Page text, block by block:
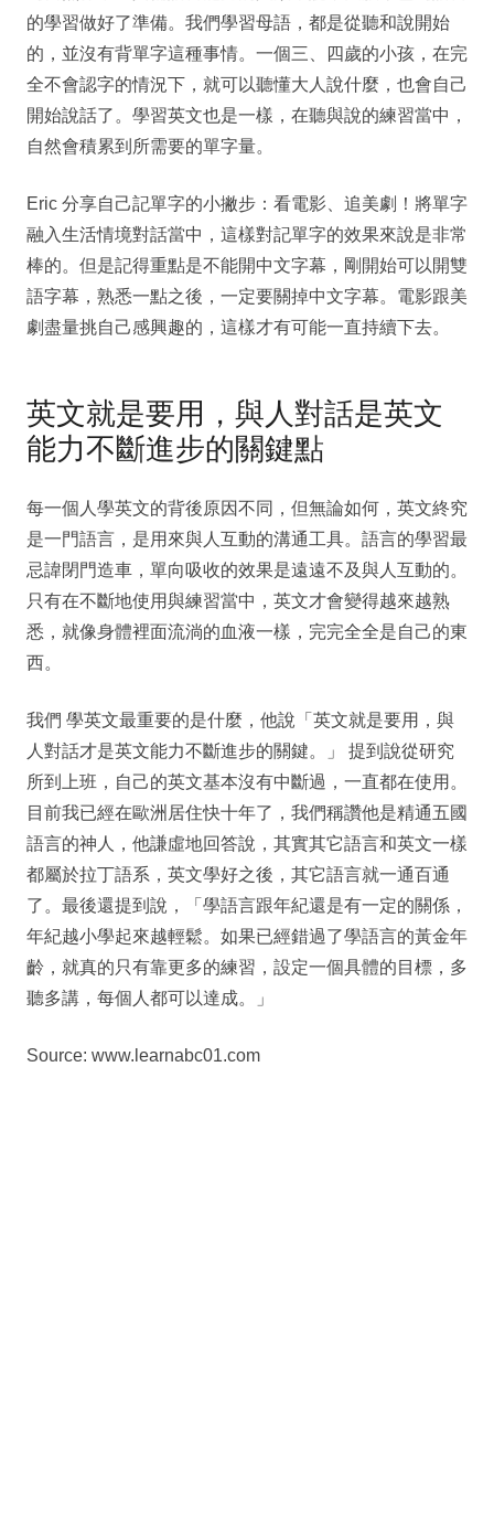
的學習做好了準備。我們學習母語，都是從聽和說開始
的，並沒有背單字這種事情。一個三、四歲的小孩，在完
全不會認字的情況下，就可以聽懂大人說什麼，也會自己
開始說話了。學習英文也是一樣，在聽與說的練習當中，
自然會積累到所需要的單字量。
Eric 分享自己記單字的小撇步：看電影、追美劇！將單字
融入生活情境對話當中，這樣對記單字的效果來說是非常
棒的。但是記得重點是不能開中文字幕，剛開始可以開雙
語字幕，熟悉一點之後，一定要關掉中文字幕。電影跟美
劇盡量挑自己感興趣的，這樣才有可能一直持續下去。
英文就是要用，與人對話是英文
能力不斷進步的關鍵點
每一個人學英文的背後原因不同，但無論如何，英文終究
是一門語言，是用來與人互動的溝通工具。語言的學習最
忌諱閉門造車，單向吸收的效果是遠遠不及與人互動的。
只有在不斷地使用與練習當中，英文才會變得越來越熟
悉，就像身體裡面流淌的血液一樣，完完全全是自己的東
西。
我們 學英文最重要的是什麼，他說「英文就是要用，與
人對話才是英文能力不斷進步的關鍵。」 提到說從研究
所到上班，自己的英文基本沒有中斷過，一直都在使用。
目前我已經在歐洲居住快十年了，我們稱讚他是精通五國
語言的神人，他謙虛地回答說，其實其它語言和英文一樣
都屬於拉丁語系，英文學好之後，其它語言就一通百通
了。最後還提到說，「學語言跟年紀還是有一定的關係，
年紀越小學起來越輕鬆。如果已經錯過了學語言的黃金年
齡，就真的只有靠更多的練習，設定一個具體的目標，多
聽多講，每個人都可以達成。」
Source: www.learnabc01.com